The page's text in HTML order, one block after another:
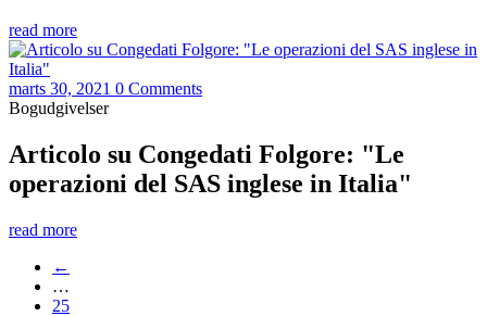
read more
marts 30, 2021 0 Comments
Bogudgivelser
Articolo su Congedati Folgore: "Le
operazioni del SAS inglese in Italia"
read more
←
…
25